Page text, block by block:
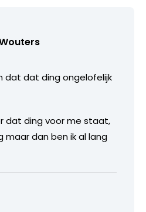
dat dat ding ongelofelijk
dat ding voor me staat,
maar dan ben ik al lang